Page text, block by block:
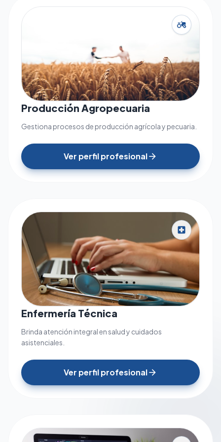
agriculture
Producción Agropecuaria
Gestiona procesos de producción agrícola y pecuaria.
Ver perfil profesionalarrow_forward
local_hospital
Enfermería Técnica
Brinda atención integral en salud y cuidados
asistenciales.
Ver perfil profesionalarrow_forward